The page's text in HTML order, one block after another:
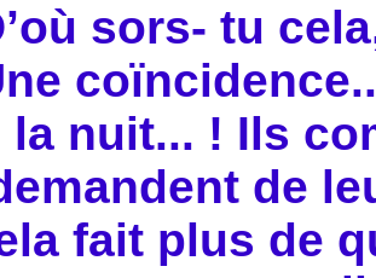
sors- tu
la nuit... ! Ils
de
fait plus de